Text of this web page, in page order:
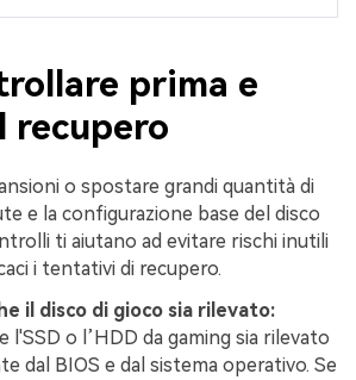
prima e
recupero
o spostare grandi quantità di
e la configurazione base del disco
ti aiutano ad evitare rischi inutili
i tentativi di recupero.
il disco di gioco sia rilevato:
l'SSD o l’HDD da gaming sia rilevato
dal BIOS e dal sistema operativo. Se